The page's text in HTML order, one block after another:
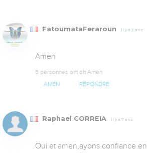
FatoumataFeraroun Il y a 7 ans
Amen
5 personnes ont dit Amen
AMEN RÉPONDRE
Raphael CORREIA Il y a 7 ans
Oui et amen,ayons confiance